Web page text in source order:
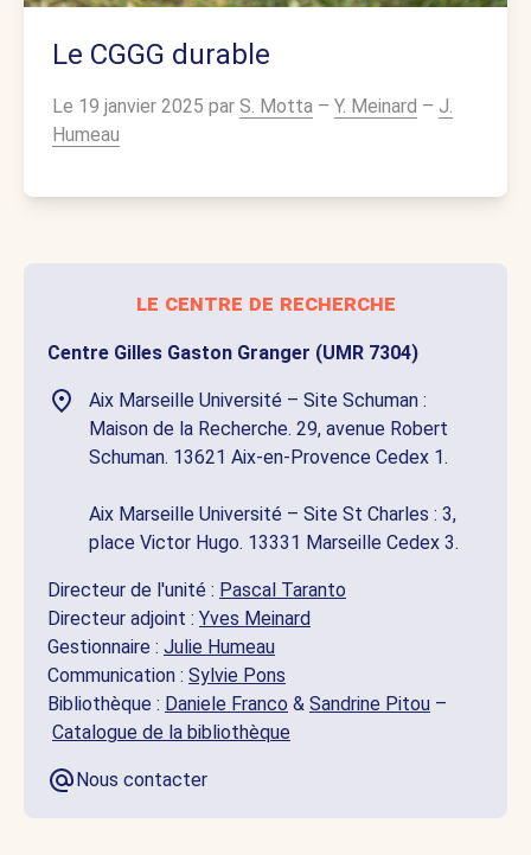
Le CGGG durable
Le 19 janvier 2025 par S. Motta – Y. Meinard – J.
Humeau
le centre de recherche
Centre Gilles Gaston Granger (UMR 7304)
Aix Marseille Université – Site Schuman :
Maison de la Recherche. 29, avenue Robert
Schuman. 13621 Aix-en-Provence Cedex 1.
Aix Marseille Université – Site St Charles : 3,
place Victor Hugo. 13331 Marseille Cedex 3.
Directeur de l'unité : Pascal Taranto
Directeur adjoint : Yves Meinard
Gestionnaire : Julie Humeau
Communication : Sylvie Pons
Bibliothèque : Daniele Franco & Sandrine Pitou –
Catalogue de la bibliothèque
Nous contacter